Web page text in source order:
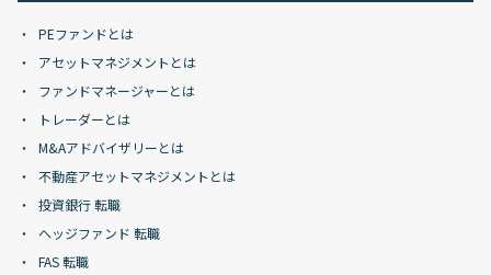
PEファンドとは
アセットマネジメントとは
ファンドマネージャーとは
トレーダーとは
M&Aアドバイザリーとは
不動産アセットマネジメントとは
投資銀行 転職
ヘッジファンド 転職
FAS 転職